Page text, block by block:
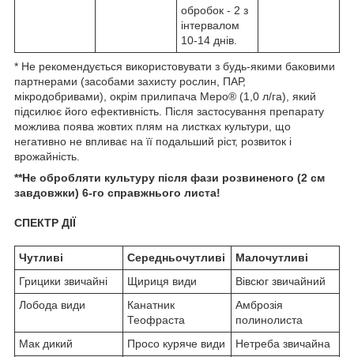
обробок - 2 з
інтервалом
10-14 днів.
* Не рекомендується використовувати з будь-якими баковими
партнерами (засобами захисту рослин, ПАР,
мікродобривами), окрім прилипача Меро® (1,0 л/га), який
підсилює його ефективність. Після застосування препарату
можлива поява жовтих плям на листках культури, що
негативно не впливає на її подальший ріст, розвиток і
врожайність.
**Не обробляти культуру після фази розвиненого (2 см
завдовжки) 6-го справжнього листа!
СПЕКТР ДІЇ
Чутливі Середньочутливі
Малочутливі
Грицики звичайні
Щириця види
Вівсюг звичайний
Лобода види
Канатник
Теофраста
Амброзія
полинолиста
Мак дикий
Просо куряче види
Нетреба звичайна